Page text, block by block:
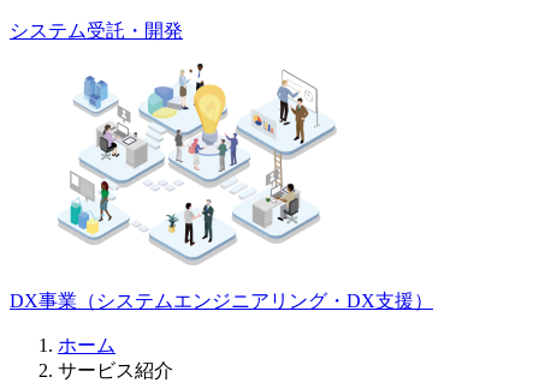
システム受託・開発
DX事業 （システムエンジニアリング・DX支援）
ホーム
サービス紹介